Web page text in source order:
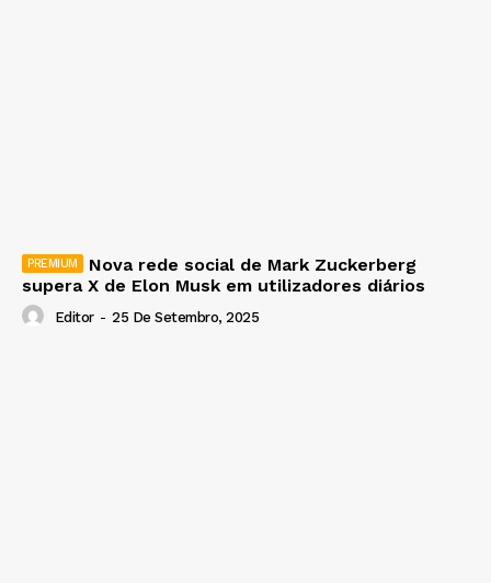
Nova rede social de Mark Zuckerberg
supera X de Elon Musk em utilizadores diários
Editor - 25 De Setembro, 2025